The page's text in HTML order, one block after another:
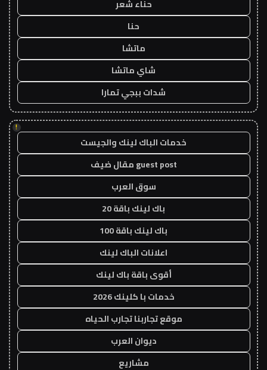
حناء شعر
حنا
ماتشا
شاي ماتشا
شدات ببجي تمارا
!
خدمات الباك لينك والجيست
guest post مقال ضيف
سوق العرب
باك لينك باقة 20
باك لينك باقة 100
اعلانات الباك لينك
أقوى باقة باك لينك
خدمات با كلينك 2026
موقع تجاربنا تجارب الحياه
ديوان العرب
مشاريع